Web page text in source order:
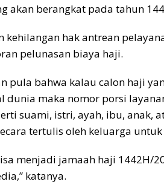
akan berangkat pada tahun
kehilangan hak antrean
pelunasan biaya haji.
pula bahwa kalau calon haji
dunia maka nomor porsi
suami, istri, ayah, ibu, anak,
tertulis oleh keluarga
menjadi jamaah haji 1442H/
katanya.